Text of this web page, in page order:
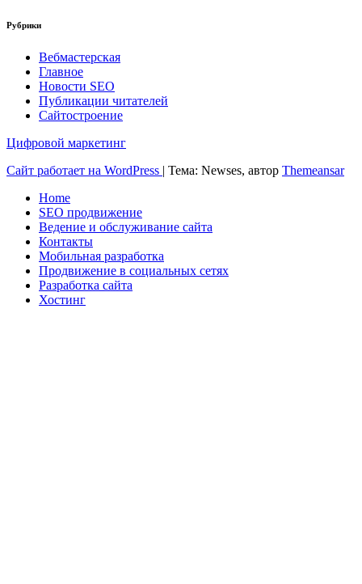
Рубрики
Вебмастерская
Главное
Новости SEO
Публикации читателей
Сайтостроение
Цифровой маркетинг
Сайт работает на WordPress | Тема: Newses, автор Themeansar
Home
SEO продвижение
Ведение и обслуживание сайта
Контакты
Мобильная разработка
Продвижение в социальных сетях
Разработка сайта
Хостинг